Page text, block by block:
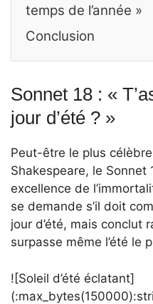
temps de l’année »
Conclusion
Sonnet 18 : «
jour d’été ? »
Peut-être le plus
Shakespeare, le
excellence de
se demande s’il doit
jour d’été, mais conclut
surpasse même l’été le
![Soleil d’été éclatant]